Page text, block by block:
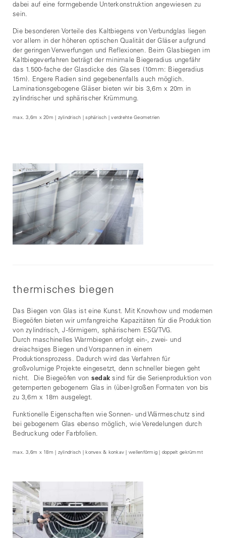
dabei auf eine formgebende Unterkonstruktion angewiesen zu
sein.
Die besonderen Vorteile des Kaltbiegens von Verbundglas liegen
vor allem in der höheren optischen Qualität der Gläser aufgrund
der geringen Verwerfungen und Reflexionen. Beim Glasbiegen im
Kaltbiegeverfahren beträgt der minimale Biegeradius ungefähr
das 1.500-fache der Glasdicke des Glases (10mm: Biegeradius
15m). Engere Radien sind gegebenenfalls auch möglich.
Laminationsgebogene Gläser bieten wir bis 3,6m x 20m in
zylindrischer und sphärischer Krümmung.
max. 3,6m x 20m | zylindrisch | sphärisch | verdrehte Geometrien
thermisches biegen
Das Biegen von Glas ist eine Kunst. Mit Knowhow und modernen
Biegeöfen bieten wir umfangreiche Kapazitäten für die Produktion
von zylindrisch, J-förmigem, sphärischem ESG/TVG.
Durch maschinelles Warmbiegen erfolgt ein-, zwei- und
dreiachsiges Biegen und Vorspannen in einem
Produktionsprozess. Dadurch wird das Verfahren für
großvolumige Projekte eingesetzt, denn schneller biegen geht
nicht. Die Biegeöfen von sedak sind für die Serienproduktion von
getemperten gebogenem Glas in (über-)großen Formaten von bis
zu 3,6m x 18m ausgelegt.
Funktionelle Eigenschaften wie Sonnen- und Wärmeschutz sind
bei gebogenem Glas ebenso möglich, wie Veredelungen durch
Bedruckung oder Farbfolien.
max. 3,6m x 18m | zylindrisch | konvex & konkav | wellenförmig | doppelt gekrümmt